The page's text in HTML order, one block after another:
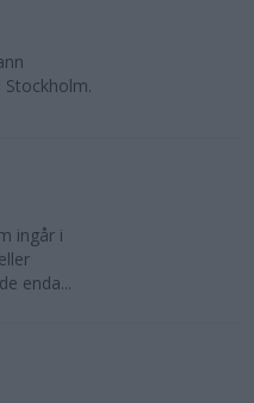
ingår i
enda...